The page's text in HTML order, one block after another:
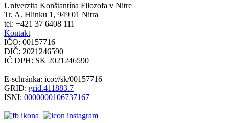
Univerzita Konštantína Filozofa v Nitre
Tr. A. Hlinku 1, 949 01 Nitra
tel: +421 37 6408 111
Kontakt
IČO: 00157716
DIČ: 2021246590
IČ DPH: SK 2021246590
E-schránka: ico://sk/00157716
GRID: grid.411883.7
ISNI: 0000000106737167